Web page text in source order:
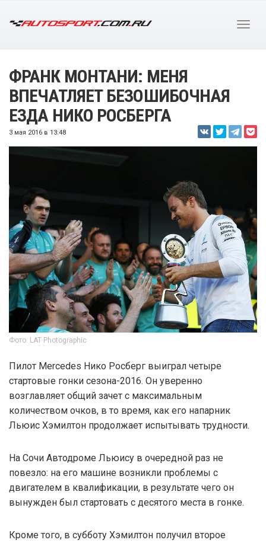
ФРАНК МОНТАНИ: МЕНЯ
ВПЕЧАТЛЯЕТ БЕЗОШИБОЧНАЯ
ЕЗДА НИКО РОСБЕРГА
3 мая 2016 в 13:48
Фото: LAT Photographic
Пилот Mercedes Нико Росберг выиграл четыре
стартовые гонки сезона-2016. Он уверенно
возглавляет общий зачет с максимальным
количеством очков, в то время, как его напарник
Льюис Хэмилтон продолжает испытывать трудности.
На Сочи Автодроме Льюису в очередной раз не
повезло: на его машине возникли проблемы с
двигателем в квалификации, в результате чего он
вынужден был стартовать с десятого места в гонке.
Кроме того, в субботу Хэмилтон получил второе